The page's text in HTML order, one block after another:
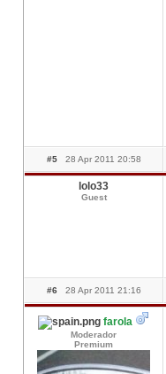
#5 28 Apr 2011 20:58
lolo33
Guest
#6 28 Apr 2011 21:16
farola
Moderador
Premium